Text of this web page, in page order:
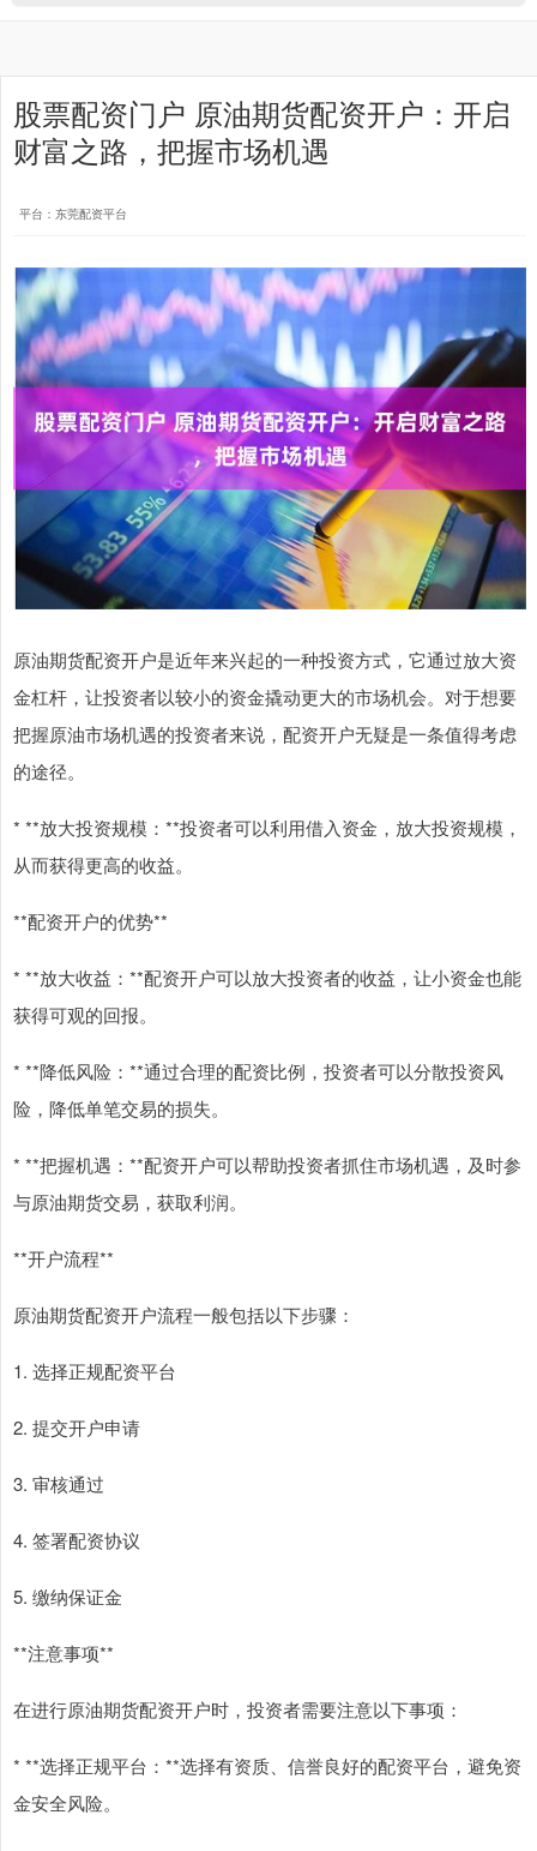
股票配资门户 原油期货配资开户：开启
财富之路，把握市场机遇
平台：东莞配资平台
原油期货配资开户是近年来兴起的一种投资方式，它通过放大资
金杠杆，让投资者以较小的资金撬动更大的市场机会。对于想要
把握原油市场机遇的投资者来说，配资开户无疑是一条值得考虑
的途径。
* **放大投资规模：**投资者可以利用借入资金，放大投资规模，
从而获得更高的收益。
**配资开户的优势**
* **放大收益：**配资开户可以放大投资者的收益，让小资金也能
获得可观的回报。
* **降低风险：**通过合理的配资比例，投资者可以分散投资风
险，降低单笔交易的损失。
* **把握机遇：**配资开户可以帮助投资者抓住市场机遇，及时参
与原油期货交易，获取利润。
**开户流程**
原油期货配资开户流程一般包括以下步骤：
1. 选择正规配资平台
2. 提交开户申请
3. 审核通过
4. 签署配资协议
5. 缴纳保证金
**注意事项**
在进行原油期货配资开户时，投资者需要注意以下事项：
* **选择正规平台：**选择有资质、信誉良好的配资平台，避免资
金安全风险。